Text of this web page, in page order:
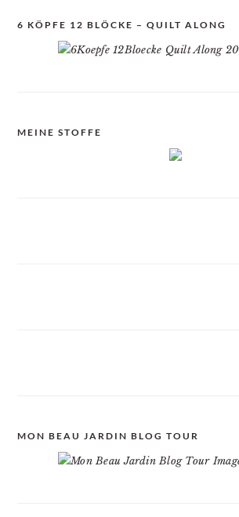
6 KÖPFE 12 BLÖCKE – QUILT ALONG
MEINE STOFFE
MON BEAU JARDIN BLOG TOUR